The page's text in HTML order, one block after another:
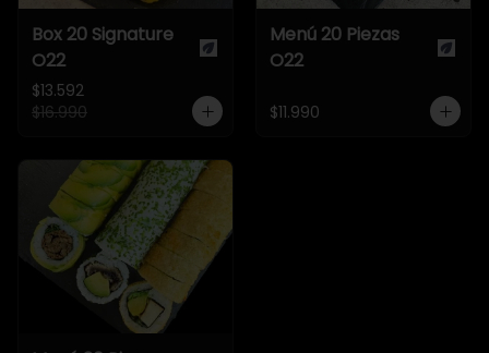
Box 20 Signature
O22
$13.592
$16.990
Menú 20 Piezas
O22
$11.990